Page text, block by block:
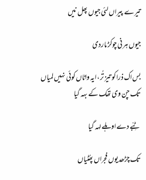
تیرے پیراں لئی جیوں پھل نیں
جیوں ہرنی چوکڑ ماردی
بس اک ذرا کو تیز تُر، ایہ واٹاں کوئی نہیں لمیاں
تک چن وی تھک کے بہہ گیا
ٹِبّے دے اوہلے لہہ گیا
تک چڑھدیوں فجراں پھُٹیاں